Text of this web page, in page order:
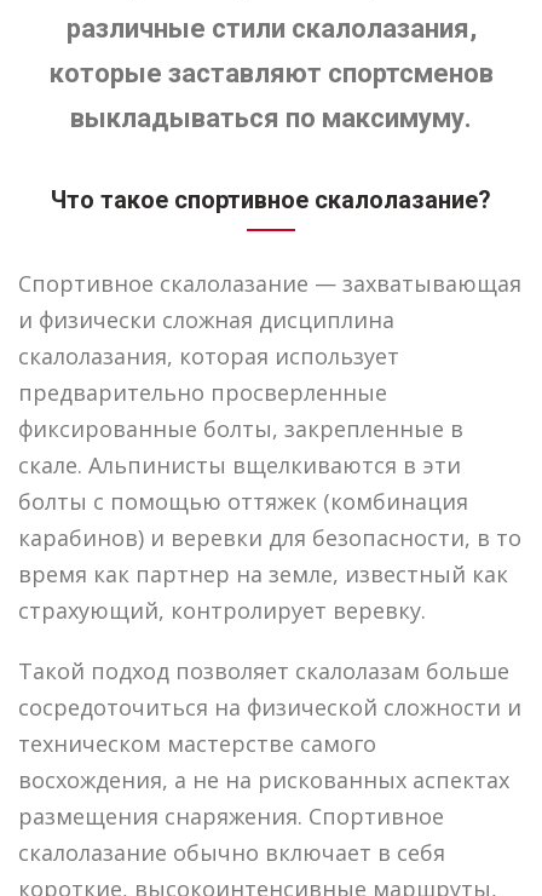
различные стили скалолазания,
которые заставляют спортсменов
выкладываться по максимуму.
Что такое спортивное скалолазание?
Спортивное скалолазание — захватывающая
и физически сложная дисциплина
скалолазания, которая использует
предварительно просверленные
фиксированные болты, закрепленные в
скале. Альпинисты вщелкиваются в эти
болты с помощью оттяжек (комбинация
карабинов) и веревки для безопасности, в то
время как партнер на земле, известный как
страхующий, контролирует веревку.
Такой подход позволяет скалолазам больше
сосредоточиться на физической сложности и
техническом мастерстве самого
восхождения, а не на рискованных аспектах
размещения снаряжения. Спортивное
скалолазание обычно включает в себя
короткие, высокоинтенсивные маршруты,